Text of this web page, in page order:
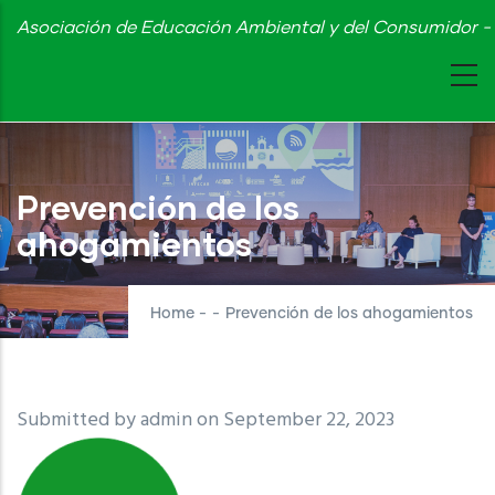
Skip
content
Asociación de Educación Ambiental y del Consumidor
Prevención de los
ahogamientos
Home - - Prevención de los ahogamientos
Submitted byadminon September 22, 2023